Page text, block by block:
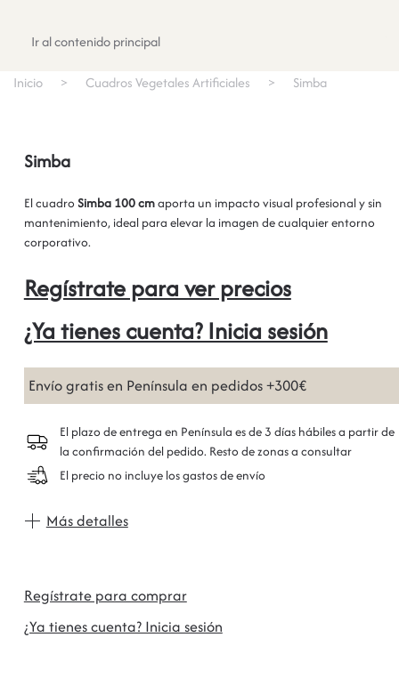
Ir al contenido principal
Inicio Cuadros Vegetales Artificiales Simba
Simba
El cuadro Simba 100 cmaporta un impacto visual profesional y sin
mantenimiento, ideal para elevar la imagen de cualquier entorno
corporativo.
Regístrate para ver precios
¿Ya tienes cuenta? Inicia sesión
Envío gratis en Península en pedidos +300€
El plazo de entrega en Península es de 3 días hábiles a partir de
la confirmación del pedido. Resto de zonas a consultar
El precio no incluye los gastos de envío
Más detalles
Regístrate para comprar
¿Ya tienes cuenta? Inicia sesión